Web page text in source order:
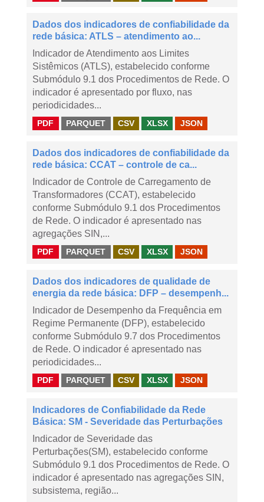
Dados dos indicadores de confiabilidade da
rede básica: ATLS – atendimento ao...
Indicador de Atendimento aos Limites
Sistêmicos (ATLS), estabelecido conforme
Submódulo 9.1 dos Procedimentos de Rede. O
indicador é apresentado por fluxo, nas
periodicidades...
PDF PARQUET CSV XLSX JSON
Dados dos indicadores de confiabilidade da
rede básica: CCAT – controle de ca...
Indicador de Controle de Carregamento de
Transformadores (CCAT), estabelecido
conforme Submódulo 9.1 dos Procedimentos
de Rede. O indicador é apresentado nas
agregações SIN,...
PDF PARQUET CSV XLSX JSON
Dados dos indicadores de qualidade de
energia da rede básica: DFP – desempenh...
Indicador de Desempenho da Frequência em
Regime Permanente (DFP), estabelecido
conforme Submódulo 9.7 dos Procedimentos
de Rede. O indicador é apresentado nas
periodicidades...
PDF PARQUET CSV XLSX JSON
Indicadores de Confiabilidade da Rede
Básica: SM - Severidade das Perturbações
Indicador de Severidade das
Perturbações(SM), estabelecido conforme
Submódulo 9.1 dos Procedimentos de Rede. O
indicador é apresentado nas agregações SIN,
subsistema, região...